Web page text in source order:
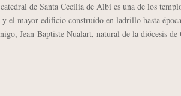
de Santa Cecilia de Albi es una de los
y el mayor edificio construído en ladrillo hasta
Jean-Baptiste Nualart, natural de la diócesis